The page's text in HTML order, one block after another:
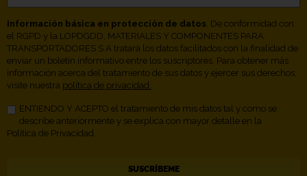
Información básica en protección de datos . De conformidad con
el RGPD y la LOPDGDD, MATERIALES Y COMPONENTES PARA
TRANSPORTADORES S.A tratará los datos facilitados con la finalidad de
enviar un boletín informativo entre los suscriptores. Para obtener más
información acerca del tratamiento de sus datos y ejercer sus derechos,
visite nuestra política de privacidad.
ENTIENDO Y ACEPTO el tratamiento de mis datos tal y como se
describe anteriormente y se explica con mayor detalle en la
Política de Privacidad.